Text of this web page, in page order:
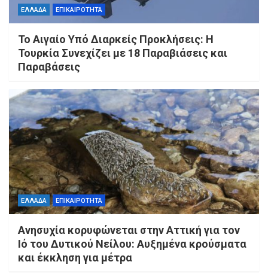
ΕΛΛΑΔΑ ΕΠΙΚΑΙΡΟΤΗΤΑ
Το Αιγαίο Υπό Διαρκείς Προκλήσεις: Η
Τουρκία Συνεχίζει με 18 Παραβιάσεις και
Παραβάσεις
ΕΛΛΑΔΑ ΕΠΙΚΑΙΡΟΤΗΤΑ
Ανησυχία κορυφώνεται στην Αττική για τον
Ιό του Δυτικού Νείλου: Αυξημένα κρούσματα
και έκκληση για μέτρα